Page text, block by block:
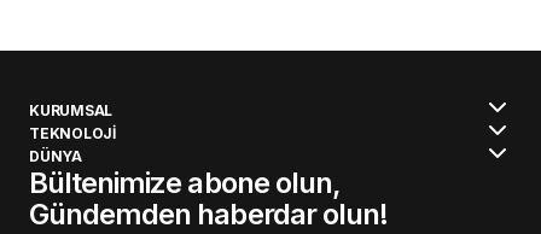
KURUMSAL
TEKNOLOJİ
DÜNYA
Bültenimize abone olun,
Gündemden haberdar olun!